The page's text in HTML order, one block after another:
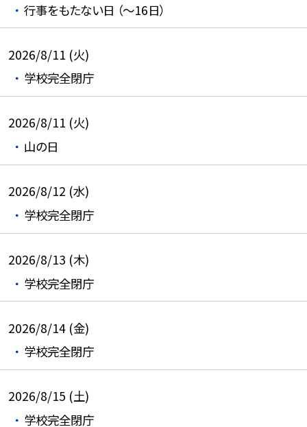
行事をもたない日 （～16日）
2026/8/11 (火)
学校完全閉庁
2026/8/11 (火)
山の日
2026/8/12 (水)
学校完全閉庁
2026/8/13 (木)
学校完全閉庁
2026/8/14 (金)
学校完全閉庁
2026/8/15 (土)
学校完全閉庁